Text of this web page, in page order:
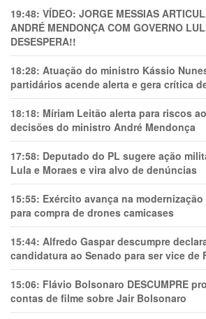
19:48: VÍDEO: JORGE MESSIAS
ANDRÉ MENDONÇA COM GOVERNO
DESESPERA!!
18:28: Atuação do ministro Kássio
partidários acende alerta e gera crítica
18:18: Míriam Leitão alerta para riscos
decisões do ministro André Mendonça
17:58: Deputado do PL sugere ação
Lula e Moraes e vira alvo de denúncias
15:55: Exército avança na
para compra de drones camicases
15:44: Alfredo Gaspar descumpre
candidatura ao Senado para ser vice de
15:06: Flávio Bolsonaro DESCUMPRE
contas de filme sobre Jair Bolsonaro